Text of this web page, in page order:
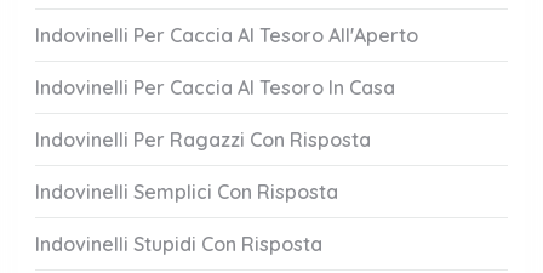
Indovinelli Per Caccia Al Tesoro All'Aperto
Indovinelli Per Caccia Al Tesoro In Casa
Indovinelli Per Ragazzi Con Risposta
Indovinelli Semplici Con Risposta
Indovinelli Stupidi Con Risposta